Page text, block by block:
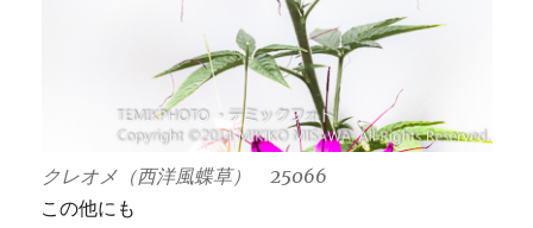
クレオメ（西洋風蝶草） 25066
この他にも